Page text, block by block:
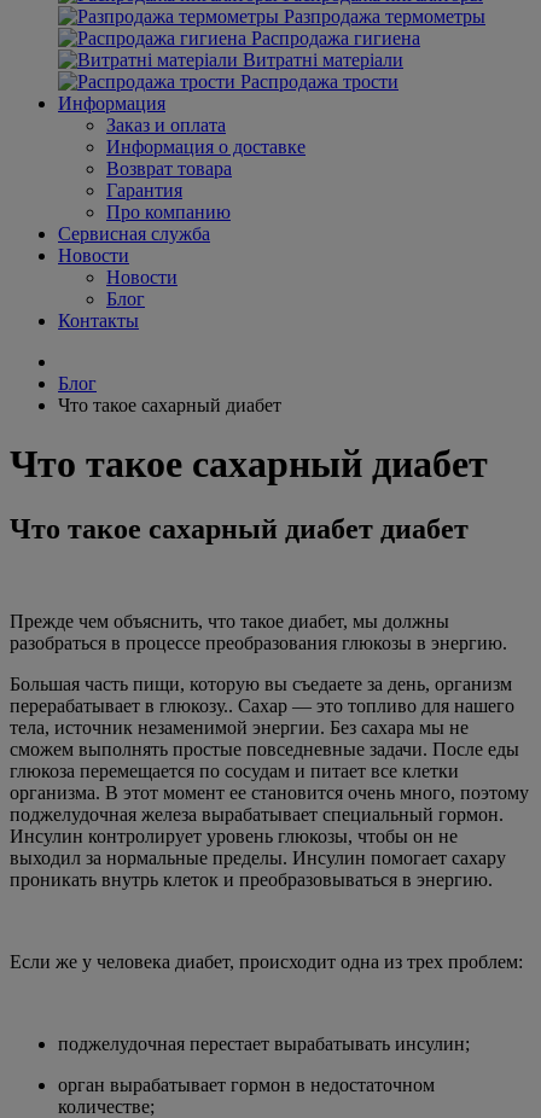
Разпродажа термометры
Распродажа гигиена
Витратні матеріали
Распродажа трости
Информация
Заказ и оплата
Информация о доставке
Возврат товара
Гарантия
Про компанию
Сервисная служба
Новости
Новости
Блог
Контакты
Блог
Что такое сахарный диабет
Что такое сахарный диабет
Что такое сахарный диабет диабет
Прежде чем объяснить, что такое диабет, мы должны
разобраться в процессе преобразования глюкозы в энергию.
Большая часть пищи, которую вы съедаете за день, организм
перерабатывает в глюкозу.. Сахар — это топливо для нашего
тела, источник незаменимой энергии. Без сахара мы не
сможем выполнять простые повседневные задачи. После еды
глюкоза перемещается по сосудам и питает все клетки
организма. В этот момент ее становится очень много, поэтому
поджелудочная железа вырабатывает специальный гормон.
Инсулин контролирует уровень глюкозы, чтобы он не
выходил за нормальные пределы. Инсулин помогает сахару
проникать внутрь клеток и преобразовываться в энергию.
Если же у человека диабет, происходит одна из трех проблем:
поджелудочная перестает вырабатывать инсулин;
орган вырабатывает гормон в недостаточном
количестве;